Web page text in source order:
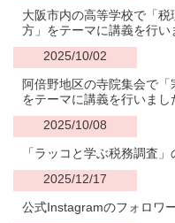
大阪市内の高等学校で「
方」をテーマに講義を行い
2025/10/02
阿倍野地区の寺院集会で「
をテーマに講義を行いまし
2025/10/08
「ラッコと学ぶ税務調査
2025/12/17
公式Instagramのフォロワ